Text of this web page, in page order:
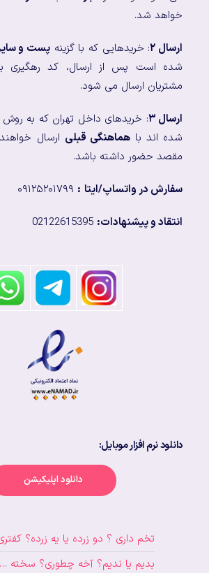
خواهد شد.
ارسال ۲ : خریدهایی که با گزینه پست و
شده است پس از ارسال، کد رهگیری
مشتریان ارسال می شود.
ارسال ۳
: خریدهای داخل تهران که به روش
شده اند باهماهنگی قبلی ارسال
مقصد حضور داشته باشد.
سفارش در واتساپ/ایتا :
انتقاد و پیشنهادات:
دانلود نرم افزار موبایل:
دانلود اپلیکیشن
تخم داری ؟ دو زرده یا یه زرده؟
بدیم یا ندیم؟ آخه چطوری؟ سخته …